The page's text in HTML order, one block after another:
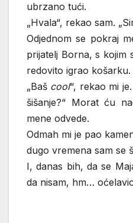
ubrzano tući.
„Hvala“, rekao sam.
Odjednom se pokraj
prijatelj Borna, s kojim
redovito igrao košarku.
„Baš cool“, rekao mi
šišanje?“ Morat ću
mene odvede.
Odmah mi je pao
dugo vremena sam se
I, danas bih, da se
da nisam, hm…